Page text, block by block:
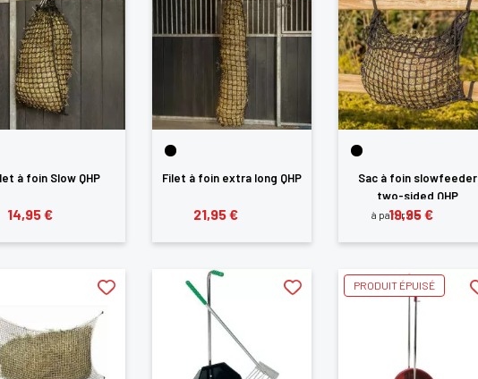
à foin Slow QHP
14,95 €
Filet à foin extra long QHP
21,95 €
Sac à foin slowfeeder
two-sided QHP
à partir de
19,95 €
PRODUIT ÉPUISÉ